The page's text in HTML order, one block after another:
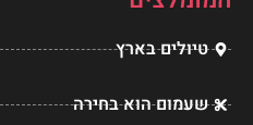
o
o
k
r
a
טיולים בארץ
שעמום הוא בחירה